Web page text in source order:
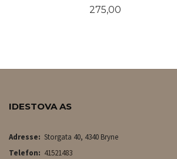
Pris
275,00
IDESTOVA AS
Adresse: Storgata 40, 4340 Bryne
Telefon: 41521483